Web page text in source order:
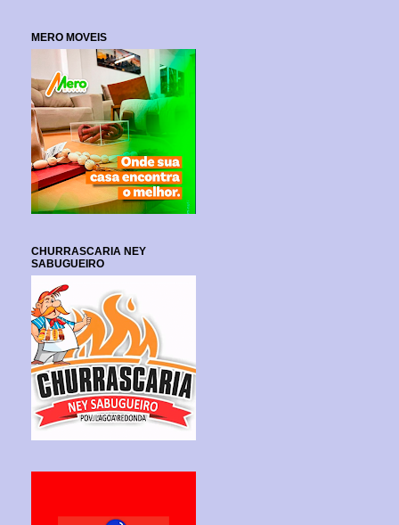
MERO MOVEIS
CHURRASCARIA NEY
SABUGUEIRO